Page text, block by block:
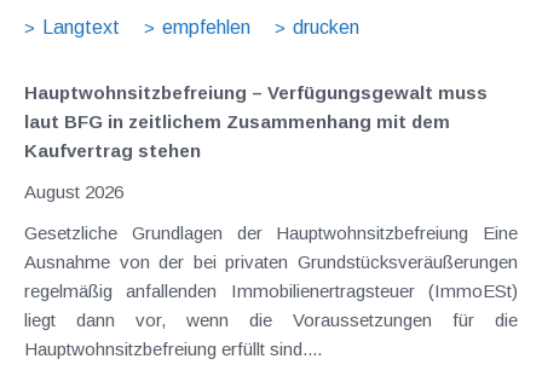
Langtext
empfehlen drucken
Hauptwohnsitz​­befreiung – Verfügungsgewalt muss
laut BFG in zeitlichem Zusammenhang mit dem
Kaufvertrag stehen
August 2026
Gesetzliche Grundlagen der Hauptwohnsitzbefreiung Eine
Ausnahme von der bei privaten Grundstücksveräußerungen
regelmäßig anfallenden Immobilienertragsteuer (ImmoESt)
liegt dann vor, wenn die Voraussetzungen für die
Hauptwohnsitzbefreiung erfüllt sind....